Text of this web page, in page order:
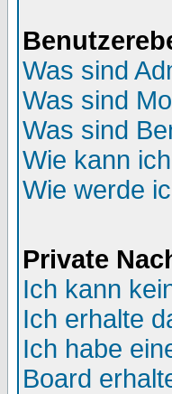
Was sind
Was sind
Was sind
Wie kann
Wie werde
Private
Ich kann
Ich erhalte
Ich habe
Board